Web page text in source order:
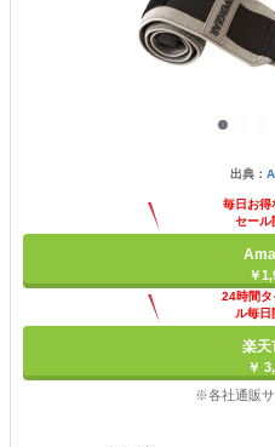
出典：
毎日お得
セール
￥
24時間タ
ル毎日
楽天
￥
※各社通販サ